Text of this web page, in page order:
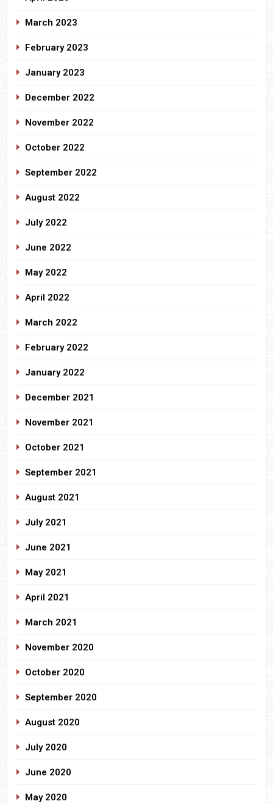
March 2023
February 2023
January 2023
December 2022
November 2022
October 2022
September 2022
August 2022
July 2022
June 2022
May 2022
April 2022
March 2022
February 2022
January 2022
December 2021
November 2021
October 2021
September 2021
August 2021
July 2021
June 2021
May 2021
April 2021
March 2021
November 2020
October 2020
September 2020
August 2020
July 2020
June 2020
May 2020